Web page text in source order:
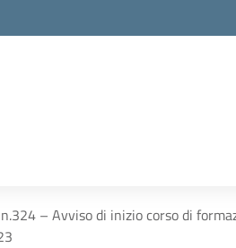
– Avviso di inizio corso di